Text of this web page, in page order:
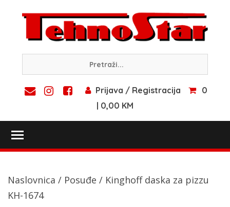
content
Prijava / Registracija
0
| 0,00 KM
Naslovnica / Posuđe / Kinghoff daska za pizzu
KH-1674